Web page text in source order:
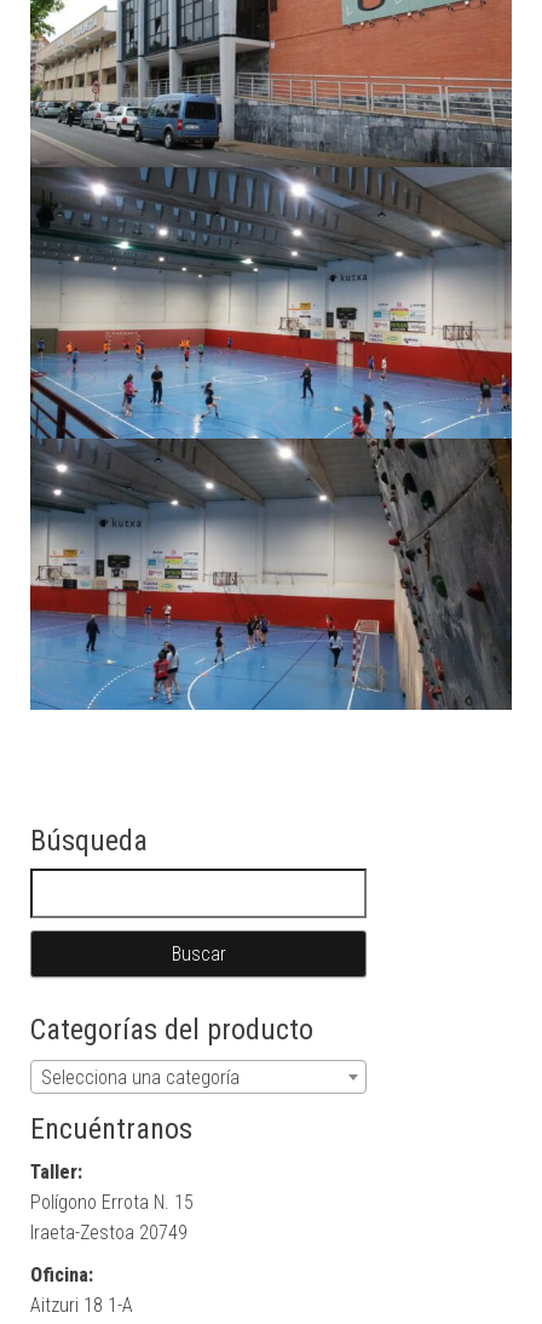
Búsqueda
Categorías del producto
Selecciona una categoría
Encuéntranos
Taller:
Polígono Errota N. 15
Iraeta-Zestoa 20749
Oficina:
Aitzuri 18 1-A